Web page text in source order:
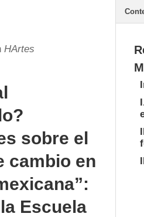
HArtes
sobre el
cambio en
Escuela